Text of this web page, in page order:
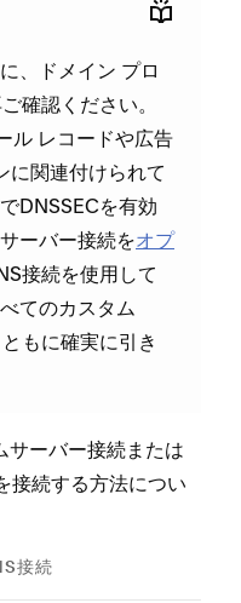
、ドメイン プロ
確認ください⁠。
ル レコ⁠ードや広告
に関連付けられて
DNSSECを有効
ーバ⁠ー接続をオプ
接続を使用して
てのカスタム
もに確実に引き
サ⁠ーバ⁠ー接続または
接続する方法につい
接続